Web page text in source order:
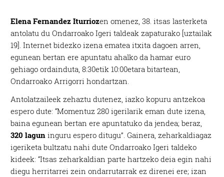
Elena Fernandez Iturriozen omenez, 38. itsas lasterketa
antolatu du Ondarroako Igeri taldeak zapaturako [uztailak
19]. Internet bidezko izena ematea itxita dagoen arren,
egunean bertan ere apuntatu ahalko da hamar euro
gehiago ordainduta, 8:30etik 10:00etara bitartean,
Ondarroako Arrigorri hondartzan.
Antolatzaileek zehaztu dutenez, iazko kopuru antzekoa
espero dute: “Momentuz 280 igerilarik eman dute izena,
baina egunean bertan ere apuntatuko da jendea; beraz,
320 lagun inguru espero ditugu”. Gainera, zeharkaldiagaz
igeriketa bultzatu nahi dute Ondarroako Igeri taldeko
kideek: “Itsas zeharkaldian parte hartzeko deia egin nahi
diegu herritarrei zein ondarrutarrak ez direnei ere; izan